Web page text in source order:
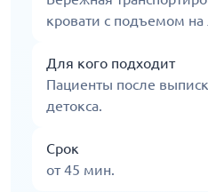
кровати с подъемом
Для кого подходит
Пациенты после
детокса.
Срок
от 45 мин.